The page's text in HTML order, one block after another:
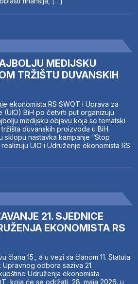
MEDIJSKU
TRŽIŠTU DUVANSKIH
ekonomista RS SWOT i Uprava za
BiH po četvrti put organizuju
medijsku objavu koja se tematski
duvanskih proizvoda u BiH.
sklopu nastavka kampanje “Stop
UIO i Udruženje ekonomista RS
21. SJEDNICE
EKONOMISTA RS
člana 15., a u vezi sa članom 11. Statuta
odbora saziva 21.
Udruženja ekonomista
koja će se održati 28. maja 2026. u